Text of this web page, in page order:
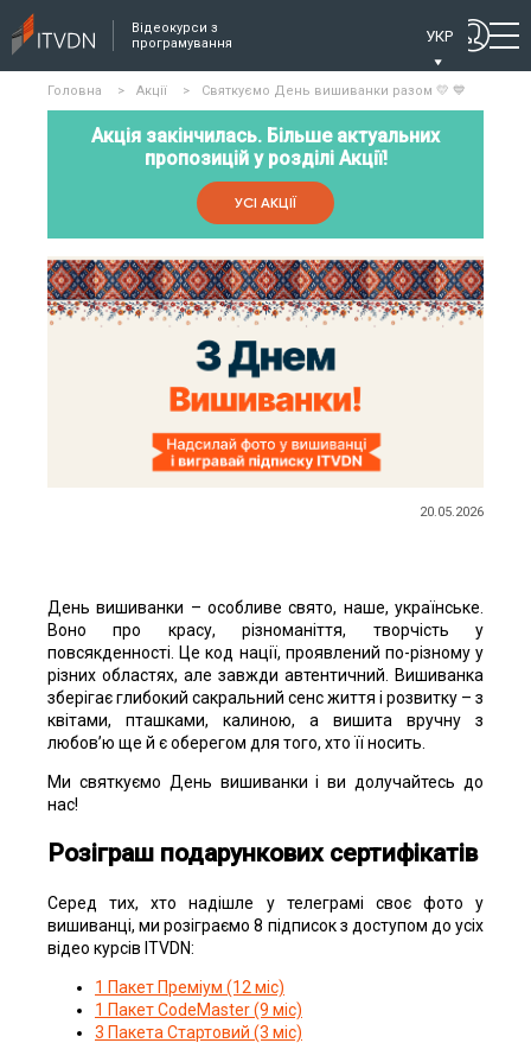
Відеокурси з
програмування
УКР
Головна > Акції > Святкуємо День вишиванки разом 💛 💙
Акція закінчилась. Більше актуальних
пропозицій у розділі Акції!
УСІ АКЦІЇ
20.05.2026
День вишиванки – особливе свято, наше, українське.
Воно про красу, різноманіття, творчість у
повсякденності. Це код нації, проявлений по-різному у
різних областях, але завжди автентичний. Вишиванка
зберігає глибокий сакральний сенс життя і розвитку – з
квітами, пташками, калиною, а вишита вручну з
любов’ю ще й є оберегом для того, хто її носить.
Ми святкуємо День вишиванки і ви долучайтесь до
нас!
Розіграш подарункових сертифікатів
Серед тих, хто надішле у телеграмі своє фото у
вишиванці, ми розіграємо 8 підписок з доступом до усіх
відео курсів ITVDN:
1 Пакет Преміум (12 міс)
1 Пакет CodeMaster (9 міс)
3 Пакета Стартовий (3 міс)